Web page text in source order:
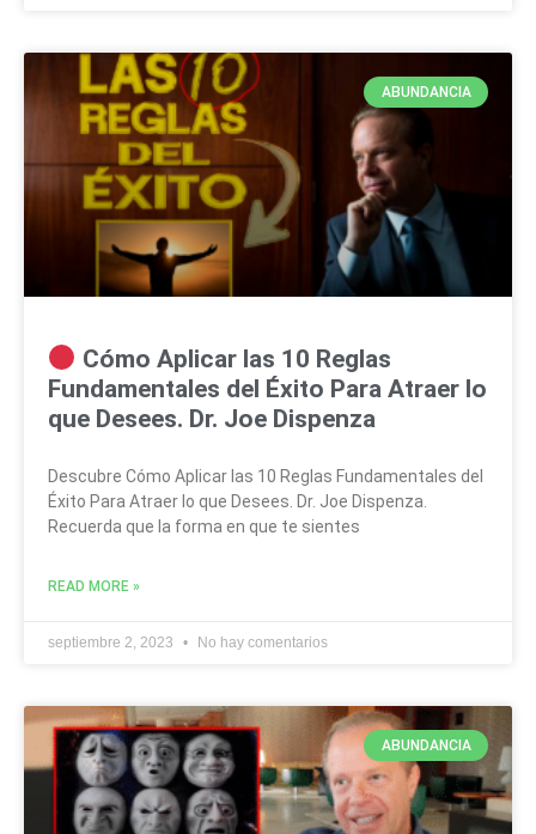
ABUNDANCIA
Cómo Aplicar las 10 Reglas
Fundamentales del Éxito Para Atraer lo
que Desees. Dr. Joe Dispenza
Descubre Cómo Aplicar las 10 Reglas Fundamentales del
Éxito Para Atraer lo que Desees. Dr. Joe Dispenza.
Recuerda que la forma en que te sientes
READ MORE »
septiembre 2, 2023 No hay comentarios
ABUNDANCIA